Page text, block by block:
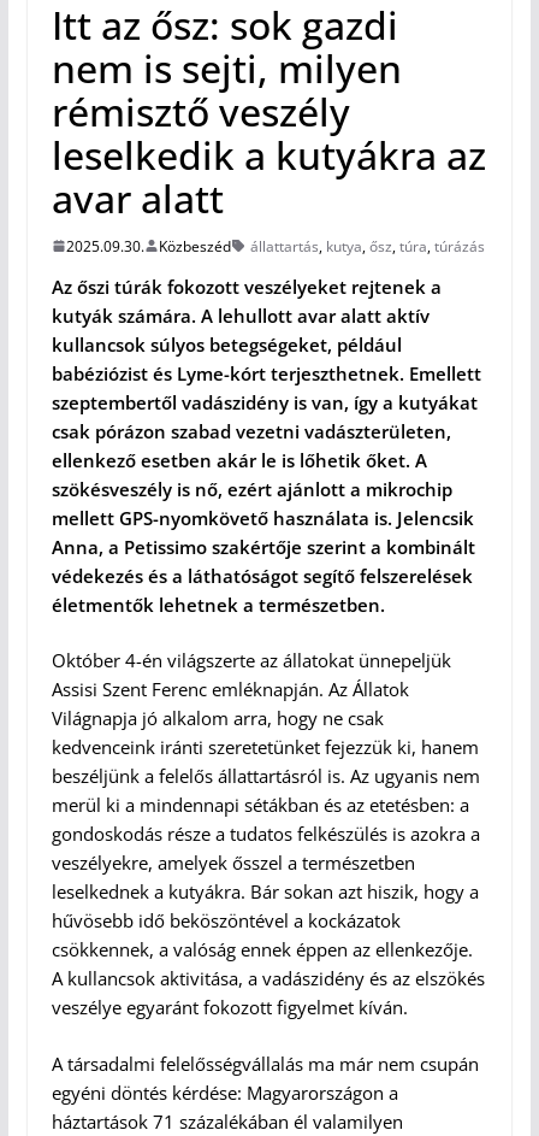
Itt az ősz: sok gazdi
nem is sejti, milyen
rémisztő veszély
leselkedik a kutyákra az
avar alatt
2025.09.30. Közbeszéd állattartás, kutya,ősz,túra,túrázás
Az őszi túrák fokozott veszélyeket rejtenek a
kutyák számára. A lehullott avar alatt aktív
kullancsok súlyos betegségeket, például
babéziózist és Lyme-kórt terjeszthetnek. Emellett
szeptembertől vadászidény is van, így a kutyákat
csak pórázon szabad vezetni vadászterületen,
ellenkező esetben akár le is lőhetik őket. A
szökésveszély is nő, ezért ajánlott a mikrochip
mellett GPS-nyomkövető használata is. Jelencsik
Anna, a Petissimo szakértője szerint a kombinált
védekezés és a láthatóságot segítő felszerelések
életmentők lehetnek a természetben.
Október 4-én világszerte az állatokat ünnepeljük
Assisi Szent Ferenc emléknapján. Az Állatok
Világnapja jó alkalom arra, hogy ne csak
kedvenceink iránti szeretetünket fejezzük ki, hanem
beszéljünk a felelős állattartásról is. Az ugyanis nem
merül ki a mindennapi sétákban és az etetésben: a
gondoskodás része a tudatos felkészülés is azokra a
veszélyekre, amelyek ősszel a természetben
leselkednek a kutyákra. Bár sokan azt hiszik, hogy a
hűvösebb idő beköszöntével a kockázatok
csökkennek, a valóság ennek éppen az ellenkezője.
A kullancsok aktivitása, a vadászidény és az elszökés
veszélye egyaránt fokozott figyelmet kíván.
A társadalmi felelősségvállalás ma már nem csupán
egyéni döntés kérdése: Magyarországon a
háztartások 71 százalékában él valamilyen